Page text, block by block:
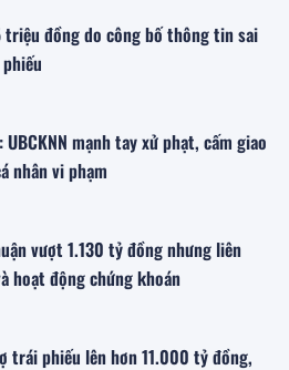
triệu đồng do công bố thông tin sai
mạnh tay xử phạt, cấm giao
nhân vi phạm
vượt 1.130 tỷ đồng nhưng liên
hoạt động chứng khoán
trái phiếu lên hơn 11.000 tỷ đồng,